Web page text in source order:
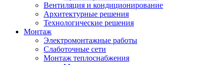
Вентиляция и кондиционирование
Архитектурные решения
Технологические решения
Монтаж
Электромонтажные работы
Слаботочные сети
Монтаж теплоснабжения